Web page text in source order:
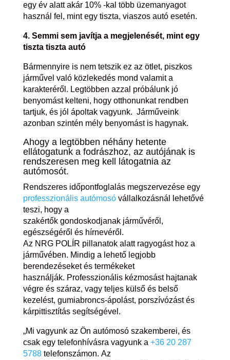
egy év alatt akár 10% -kal több üzemanyagot
használ fel, mint egy tiszta, viaszos autó esetén.
4. Semmi sem javítja a megjelenését, mint egy
tiszta tiszta autó
Bármennyire is nem tetszik ez az ötlet, piszkos
járművel való közlekedés mond valamit a
karakteréről. Legtöbben azzal próbálunk jó
benyomást kelteni, hogy otthonunkat rendben
tartjuk, és jól ápoltak vagyunk. Járműveink
azonban szintén mély benyomást is hagynak.
Ahogy a legtöbben néhány hetente
ellátogatunk a fodrászhoz, az autójának is
rendszeresen meg kell látogatnia az
autómosót.
Rendszeres időpontfoglalás megszervezése egy
professzionális autómosóvállalkozásnál lehetővé
teszi, hogy a
szakértők gondoskodjanak járművéről,
egészségéről és hírnevéről.
Az NRG POLÍR pillanatok alatt ragyogást hoz a
járművében. Mindig a lehető legjobb
berendezéseket és termékeket
használják. Professzionális kézmosást hajtanak
végre és száraz, vagy teljes külső és belső
kezelést, gumiabroncs-ápolást, porszívózást és
kárpittisztítás segítségével.
„Mi vagyunk az Ön autómosó szakemberei, és
csak egy telefonhívásra vagyunk a +36 20 287
5788telefonszámon. Az